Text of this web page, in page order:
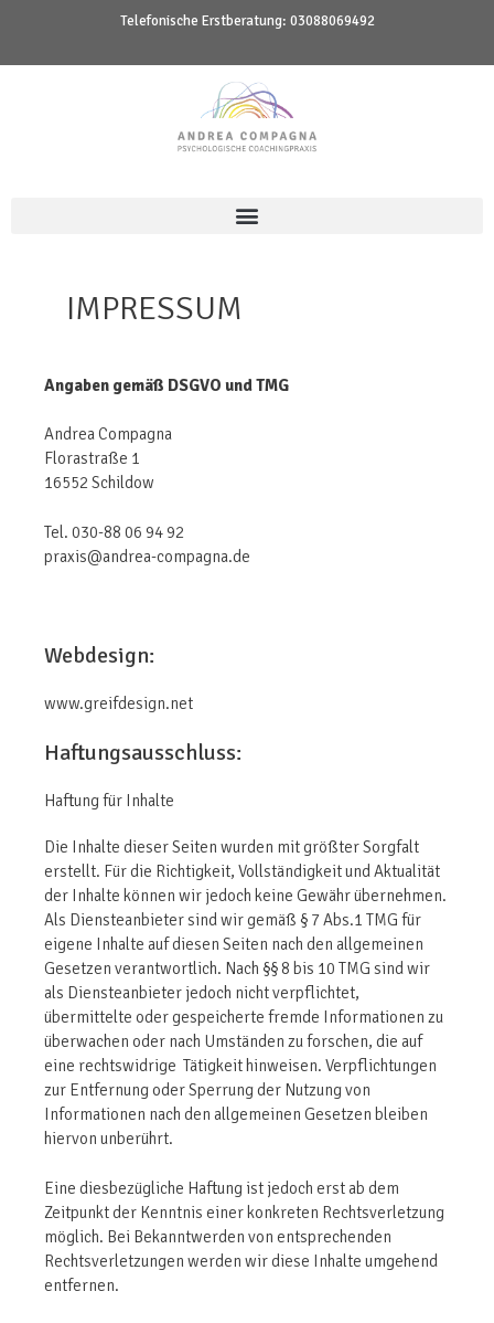
Telefonische Erstberatung: 03088069492
IMPRESSUM
Angaben gemäß DSGVO und TMG
Andrea Compagna
Florastraße 1
16552 Schildow
Tel. 030-88 06 94 92
praxis@andrea-compagna.de
Webdesign:
www.greifdesign.net
Haftungsausschluss:
Haftung für Inhalte
Die Inhalte dieser Seiten wurden mit größter Sorgfalt
erstellt. Für die Richtigkeit, Vollständigkeit und Aktualität
der Inhalte können wir jedoch keine Gewähr übernehmen.
Als Diensteanbieter sind wir gemäß § 7 Abs.1 TMG für
eigene Inhalte auf diesen Seiten nach den allgemeinen
Gesetzen verantwortlich. Nach §§ 8 bis 10 TMG sind wir
als Diensteanbieter jedoch nicht verpflichtet,
übermittelte oder gespeicherte fremde Informationen zu
überwachen oder nach Umständen zu forschen, die auf
eine rechtswidrige Tätigkeit hinweisen. Verpflichtungen
zur Entfernung oder Sperrung der Nutzung von
Informationen nach den allgemeinen Gesetzen bleiben
hiervon unberührt.
Eine diesbezügliche Haftung ist jedoch erst ab dem
Zeitpunkt der Kenntnis einer konkreten Rechtsverletzung
möglich. Bei Bekanntwerden von entsprechenden
Rechtsverletzungen werden wir diese Inhalte umgehend
entfernen.